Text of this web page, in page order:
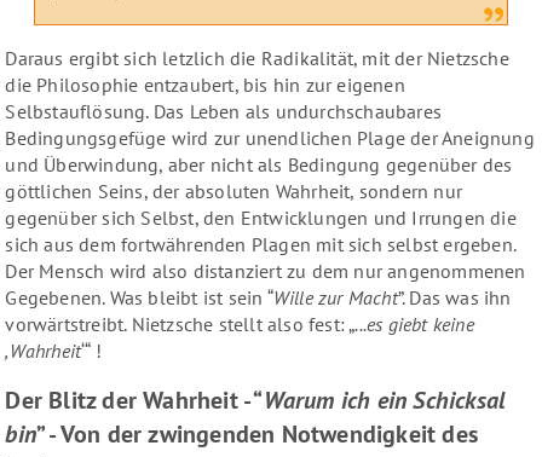
Daraus ergibt sich letzlich die Radikalität, mit der Nietzsche
die Philosophie entzaubert, bis hin zur eigenen
Selbstauflösung. Das Leben als undurchschaubares
Bedingungsgefüge wird zur unendlichen Plage der Aneignung
und Überwindung, aber nicht als Bedingung gegenüber des
göttlichen Seins, der absoluten Wahrheit, sondern nur
gegenüber sich Selbst, den Entwicklungen und Irrungen die
sich aus dem fortwährenden Plagen mit sich selbst ergeben.
Der Mensch wird also distanziert zu dem nur angenommenen
Gegebenen. Was bleibt ist sein “Wille zur Macht”. Das was ihn
vorwärtstreibt. Nietzsche stellt also fest: „...es giebt keine
,Wahrheit‘“ !
Der Blitz der Wahrheit - “Warum ich ein Schicksal
bin” - Von der zwingenden Notwendigkeit des